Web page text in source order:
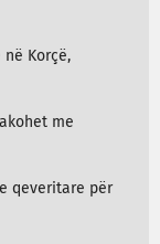
Korçë,
me
qeveritare për